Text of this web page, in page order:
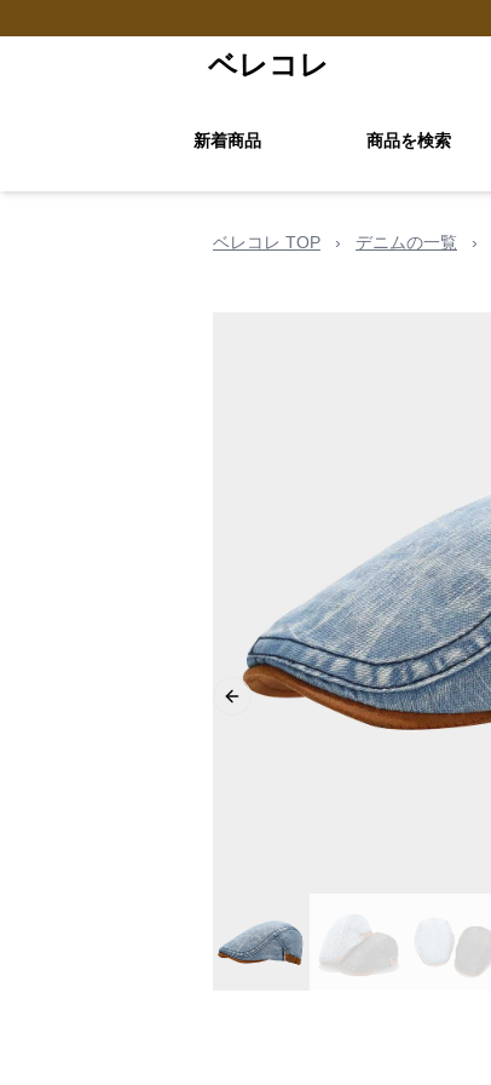
ベレコレ
新着商品 商品を検索
ベレコレ TOP › デニムの一覧 ›
Previous slide